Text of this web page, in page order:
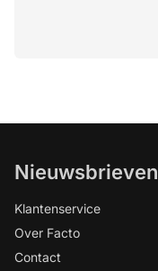
Nieuwsbrieven
Klantenservice
Over Facto
Contact